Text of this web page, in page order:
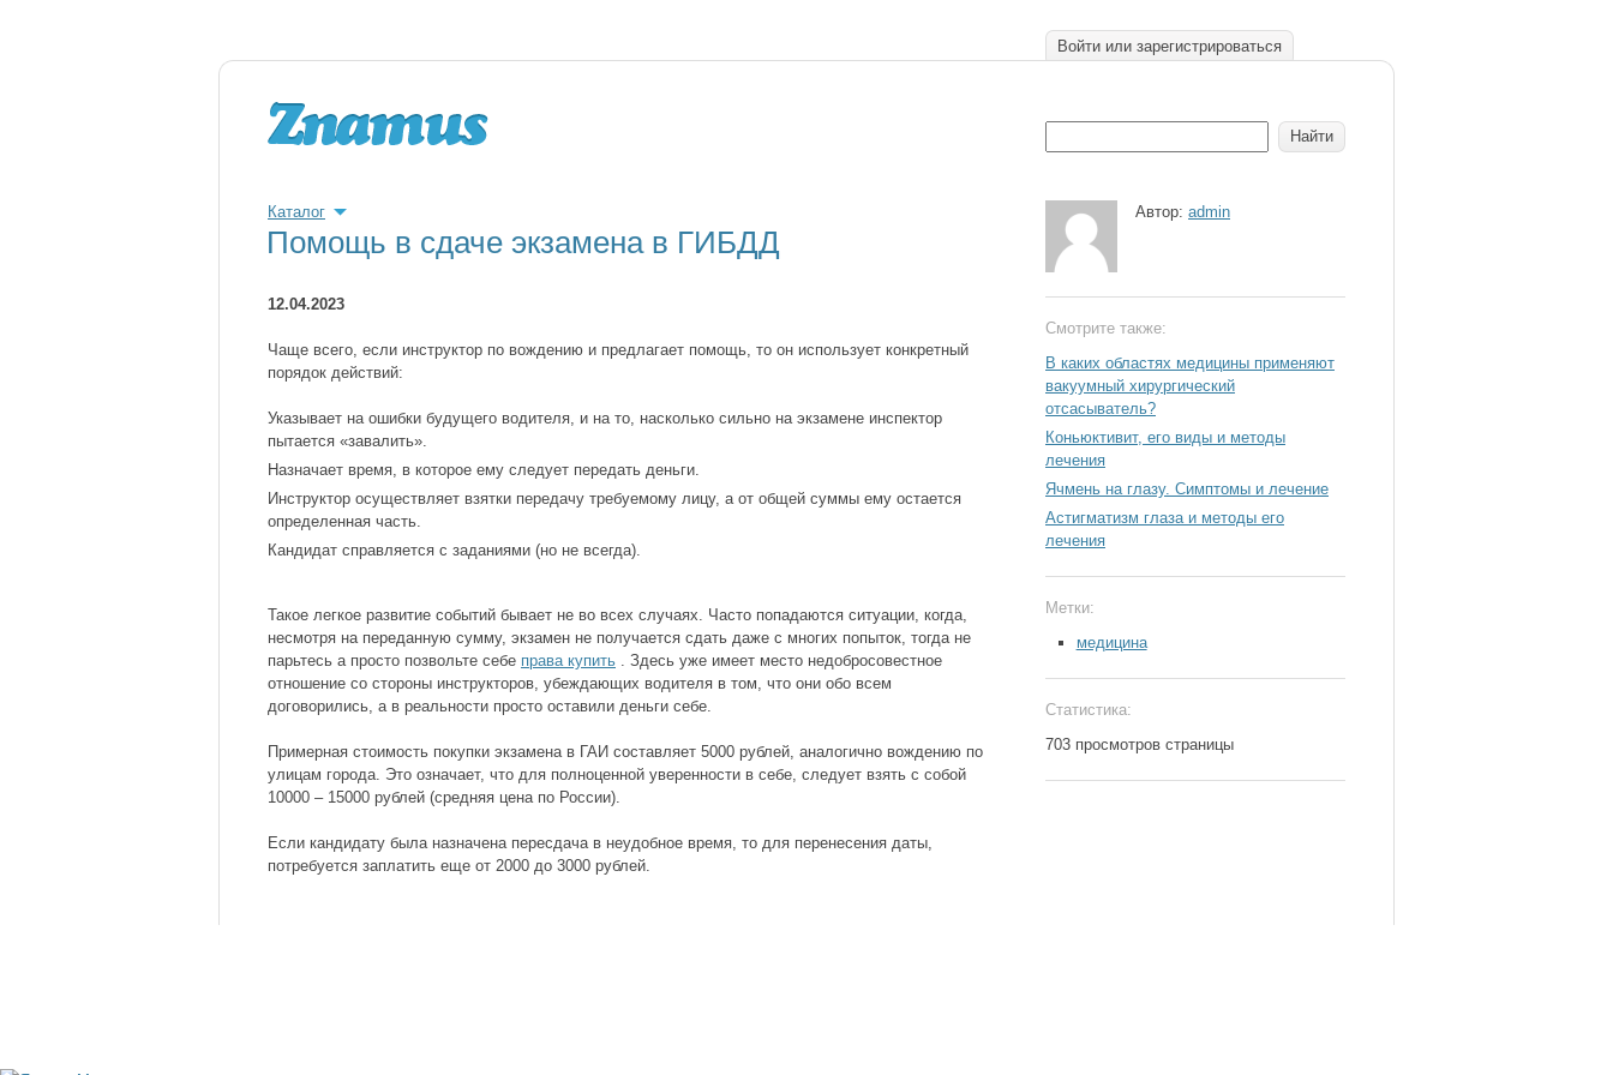
Войти или зарегистрироваться
Каталог
Помощь в сдаче экзамена в ГИБДД
12.04.2023
Чаще всего, если инструктор по вождению и предлагает помощь, то он использует конкретный
порядок действий:
Указывает на ошибки будущего водителя, и на то, насколько сильно на экзамене инспектор
пытается «завалить».
Назначает время, в которое ему следует передать деньги.
Инструктор осуществляет взятки передачу требуемому лицу, а от общей суммы ему остается
определенная часть.
Кандидат справляется с заданиями (но не всегда).
Такое легкое развитие событий бывает не во всех случаях. Часто попадаются ситуации, когда,
несмотря на переданную сумму, экзамен не получается сдать даже с многих попыток, тогда не
парьтесь а просто позвольте себе права купить . Здесь уже имеет место недобросовестное
отношение со стороны инструкторов, убеждающих водителя в том, что они обо всем
договорились, а в реальности просто оставили деньги себе.
Примерная стоимость покупки экзамена в ГАИ составляет 5000 рублей, аналогично вождению по
улицам города. Это означает, что для полноценной уверенности в себе, следует взять с собой
10000 – 15000 рублей (средняя цена по России).
Если кандидату была назначена пересдача в неудобное время, то для перенесения даты,
потребуется заплатить еще от 2000 до 3000 рублей.
Автор: admin
Смотрите также:
В каких областях медицины применяют
вакуумный хирургический
отсасыватель?
Коньюктивит, его виды и методы
лечения
Ячмень на глазу. Симптомы и лечение
Астигматизм глаза и методы его
лечения
Метки:
медицина
Статистика:
703 просмотров страницы